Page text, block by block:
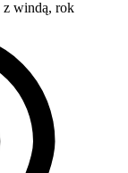
z windą, rok